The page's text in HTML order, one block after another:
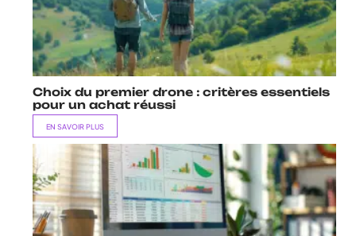
Choix du premier drone : critères essentiels
pour un achat réussi
EN SAVOIR PLUS